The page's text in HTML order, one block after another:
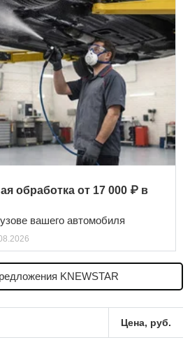
обработка от 17 000 ₽ в
вашего автомобиля
KNEWSTAR
Цена, руб.